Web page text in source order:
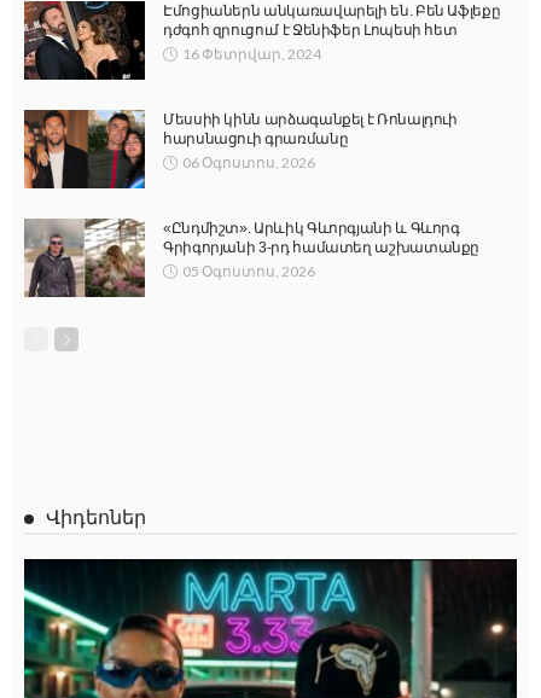
Էմոցիաներն անկառավարելի են. Բեն Աֆլեքը
դժգոհ զրուցում է Ջենիֆեր Լոպեսի հետ
16 Փետրվար, 2024
Մեսսիի կինն արձագանքել է Ռոնալդուի
հարսնացուի գրառմանը
06 Օգոստոս, 2026
«Ընդմիշտ». Արևիկ Գևորգյանի և Գևորգ
Գրիգորյանի 3-րդ համատեղ աշխատանքը
05 Օգոստոս, 2026
Վիդեոներ